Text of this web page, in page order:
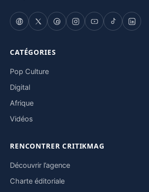
CATÉGORIES
Pop Culture
Digital
Afrique
Vidéos
RENCONTRER CRITIKMAG
Découvrir l’agence
Charte éditoriale